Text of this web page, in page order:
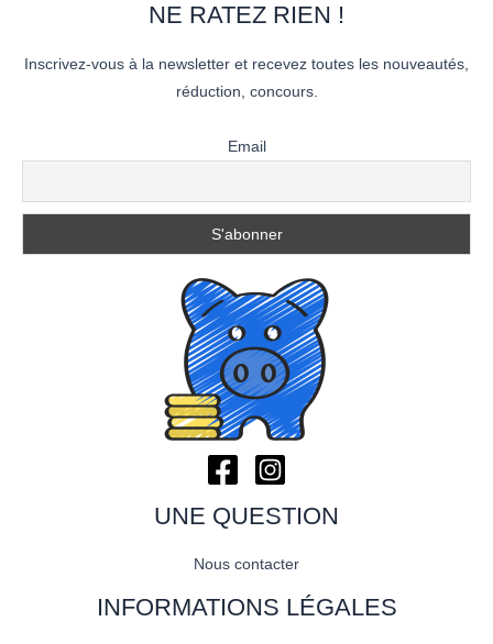
NE RATEZ RIEN !
Inscrivez-vous à la newsletter et recevez toutes les nouveautés,
réduction, concours.
Email
UNE QUESTION
Nous contacter
INFORMATIONS LÉGALES